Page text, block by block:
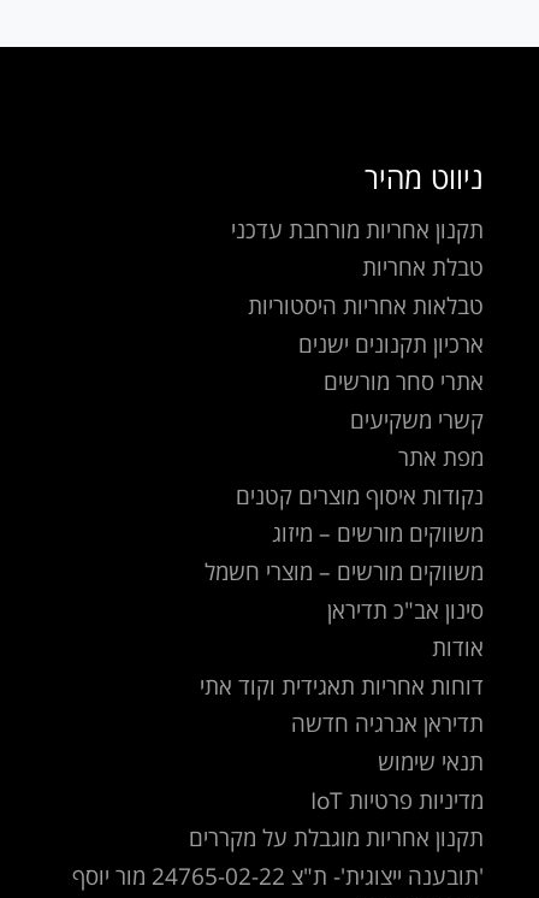
ניווט מהיר
תקנון אחריות מורחבת עדכני
טבלת אחריות
טבלאות אחריות היסטוריות
ארכיון תקנונים ישנים
אתרי סחר מורשים
קשרי משקיעים
מפת אתר
נקודות איסוף מוצרים קטנים
משווקים מורשים – מיזוג
משווקים מורשים – מוצרי חשמל
סינון אב"כ תדיראן
אודות
דוחות אחריות תאגידית וקוד אתי
תדיראן אנרגיה חדשה
תנאי שימוש
מדיניות פרטיות IoT
תקנון אחריות מוגבלת על מקררים
'תובענה ייצוגית'- ת"צ 24765-02-22 מור יוסף